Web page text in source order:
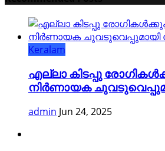
Keralam
എല്ലാ കിടപ്പു
നിർണായക
admin Jun 24, 2025